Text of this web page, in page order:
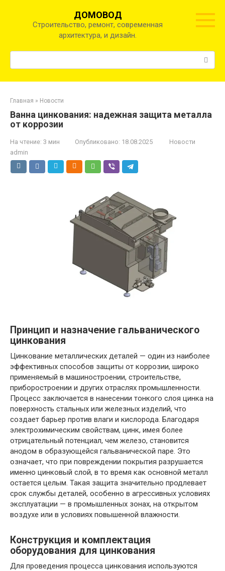
ДОМОВОД
Строительство, ремонт, современная
архитектура, и дизайн.
Главная » Новости
Ванна цинкования: надежная защита металла
от коррозии
На чтение: 3 мин Опубликовано: 18.08.2025
Новости
admin
Принцип и назначение гальванического
цинкования
Цинкование металлических деталей — один из наиболее
эффективных способов защиты от коррозии, широко
применяемый в машиностроении, строительстве,
приборостроении и других отраслях промышленности.
Процесс заключается в нанесении тонкого слоя цинка на
поверхность стальных или железных изделий, что
создает барьер против влаги и кислорода. Благодаря
электрохимическим свойствам, цинк, имея более
отрицательный потенциал, чем железо, становится
анодом в образующейся гальванической паре. Это
означает, что при повреждении покрытия разрушается
именно цинковый слой, в то время как основной металл
остается целым. Такая защита значительно продлевает
срок службы деталей, особенно в агрессивных условиях
эксплуатации — в промышленных зонах, на открытом
воздухе или в условиях повышенной влажности.
Конструкция и комплектация
оборудования для цинкования
Для проведения процесса цинкования используются